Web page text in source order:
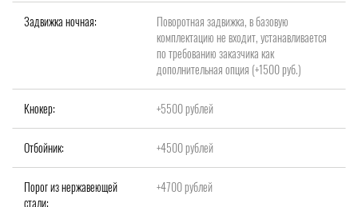
Задвижка ночная:
Поворотная задвижка, в базовую
комплектацию не входит, устанавливается
по требованию заказчика как
дополнительная опция (+1500 руб.)
Кнокер: +5500 рублей
Отбойник: +4500 рублей
Порог из нержавеющей
стали:
+4700 рублей